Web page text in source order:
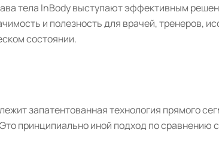
тела InBody выступают эффективным
и полезность для врачей, тренеров,
состоянии.
запатентованная технология прямого
принципиально иной подход по сравнению